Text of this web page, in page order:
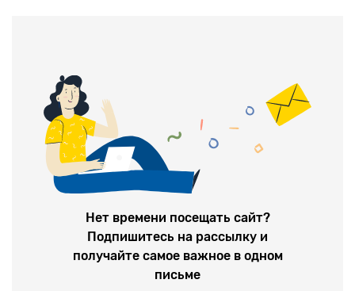
Нет времени посещать сайт?
Подпишитесь на рассылку и
получайте самое важное в одном
письме